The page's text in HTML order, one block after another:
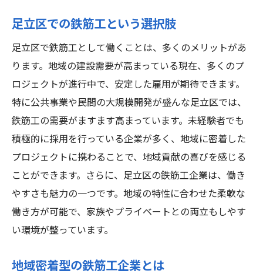
足立区の未来を築くプロジェクト
安定した雇用を目指して足立区での鉄筋工求人
が提供する可能性
足立区の雇用市場の動向
鉄筋工の求人需要が高い理由
長期的なキャリア形成の可能性
安定した雇用環境の魅力
鉄筋工として生活を支える力
地域密着型企業で働くメリット
研修充実未経験から鉄筋工としてスキルを磨く
方法
鉄筋工の基礎を学べる研修内容
足立区での鉄筋工という選択肢
足立区で鉄筋工として働くことは、多くのメリットがあ
ります。地域の建設需要が高まっている現在、多くのプ
ロジェクトが進行中で、安定した雇用が期待できます。
特に公共事業や民間の大規模開発が盛んな足立区では、
鉄筋工の需要がますます高まっています。未経験者でも
積極的に採用を行っている企業が多く、地域に密着した
プロジェクトに携わることで、地域貢献の喜びを感じる
ことができます。さらに、足立区の鉄筋工企業は、働き
やすさも魅力の一つです。地域の特性に合わせた柔軟な
働き方が可能で、家族やプライベートとの両立もしやす
い環境が整っています。
地域密着型の鉄筋工企業とは